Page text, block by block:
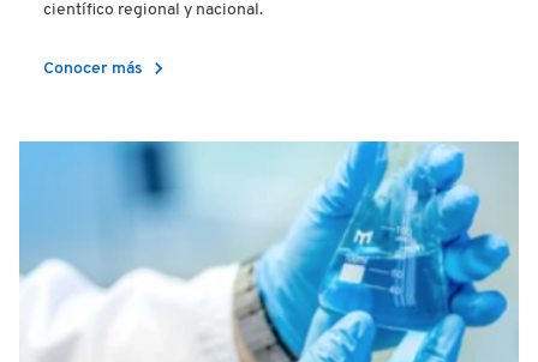
científico regional y nacional.
Conocer más chevron_right